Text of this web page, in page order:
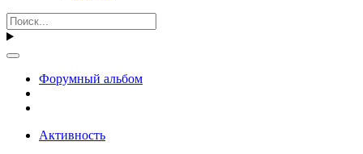
Форумный альбом
Активность